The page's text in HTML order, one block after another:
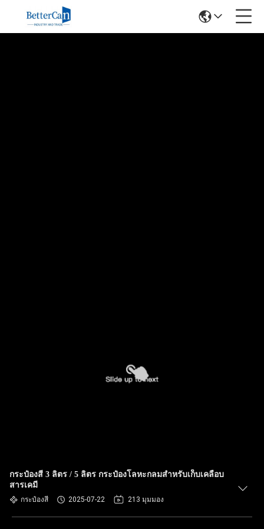
กระป๋องสี 3 ลิตร / 5 ลิตร กระป๋องโลหะกลมสำหรับเก็บเคลือบ
สารเคมี
กระป๋องสี 2025-07-22 213 มุมมอง